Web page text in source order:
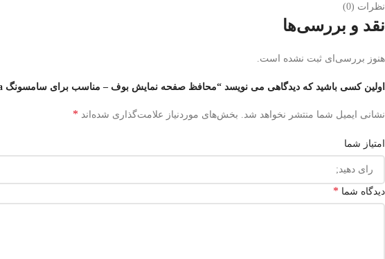
نظرات (0)
نقد و بررسی‌ها
هنوز بررسی‌ای ثبت نشده است.
اولین کسی باشید که دیدگاهی می نویسد “محافظ صفحه نمایش بوف – مناسب برای سامسونگ S22ultra”
نشانی ایمیل شما منتشر نخواهد شد. بخش‌های موردنیاز علامت‌گذاری شده‌اند *
امتیاز شما
دیدگاه شما *